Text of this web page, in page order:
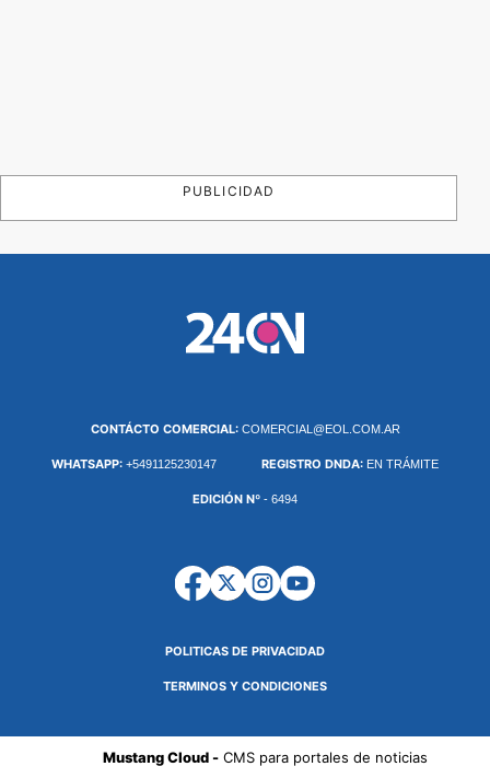
PUBLICIDAD
CONTÁCTO COMERCIAL: COMERCIAL@EOL.COM.AR
WHATSAPP: +5491125230147 REGISTRO DNDA: EN TRÁMITE
EDICIÓN Nº - 6494
POLITICAS DE PRIVACIDAD
TERMINOS Y CONDICIONES
Mustang Cloud -CMS para portales de noticias